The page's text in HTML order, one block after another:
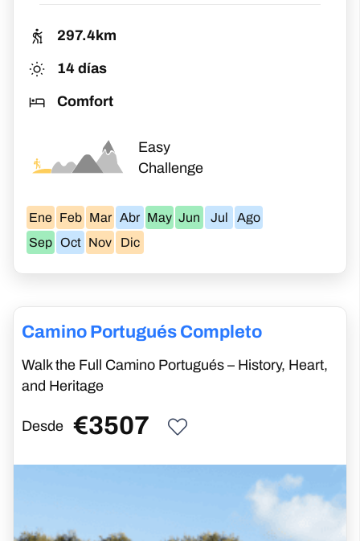
noroeste de Portugal cruzando la frontera
hacia la región costera de Galicia antes de
regresar al interior para unirte al tradicional
Compostela.
297.4km
14 días
Comfort
Easy
Challenge
Ene Feb Mar Abr May Jun Jul
Ago
Sep Oct Nov Dic
Camino Portugués Completo
Walk the Full Camino Portugués – History, Heart,
and Heritage
Desde €3507